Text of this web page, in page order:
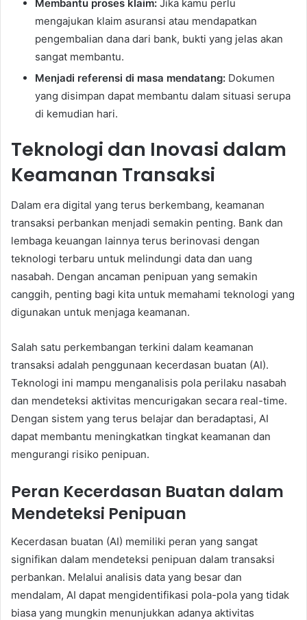
Membantu proses klaim: Jika kamu perlu
mengajukan klaim asuransi atau mendapatkan
pengembalian dana dari bank, bukti yang jelas akan
sangat membantu.
Menjadi referensi di masa mendatang: Dokumen
yang disimpan dapat membantu dalam situasi serupa
di kemudian hari.
Teknologi dan Inovasi dalam
Keamanan Transaksi
Dalam era digital yang terus berkembang, keamanan
transaksi perbankan menjadi semakin penting. Bank dan
lembaga keuangan lainnya terus berinovasi dengan
teknologi terbaru untuk melindungi data dan uang
nasabah. Dengan ancaman penipuan yang semakin
canggih, penting bagi kita untuk memahami teknologi yang
digunakan untuk menjaga keamanan.
Salah satu perkembangan terkini dalam keamanan
transaksi adalah penggunaan kecerdasan buatan (AI).
Teknologi ini mampu menganalisis pola perilaku nasabah
dan mendeteksi aktivitas mencurigakan secara real-time.
Dengan sistem yang terus belajar dan beradaptasi, AI
dapat membantu meningkatkan tingkat keamanan dan
mengurangi risiko penipuan.
Peran Kecerdasan Buatan dalam
Mendeteksi Penipuan
Kecerdasan buatan (AI) memiliki peran yang sangat
signifikan dalam mendeteksi penipuan dalam transaksi
perbankan. Melalui analisis data yang besar dan
mendalam, AI dapat mengidentifikasi pola-pola yang tidak
biasa yang mungkin menunjukkan adanya aktivitas